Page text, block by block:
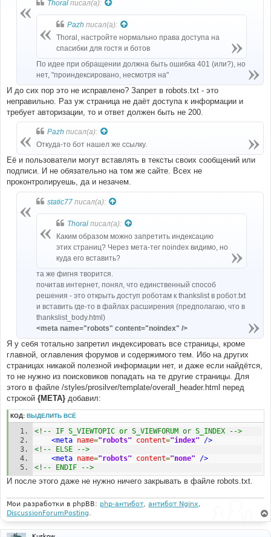
Thoral писал(а):
Pazh писал(а):
Thoral, настройте нормально права доступа на
спасибки для гостя и ботов
По идее при обращении должна быть ошибка 401 (или?), но
нет, "проиндексировано, несмотря на"
И до сих пор это не исправлено? Запрет в robots.txt - это
неправильно. Раз уж страница не даёт доступа к информации и
требует авторизации, то и ответ должен быть не 200.
Pazh писал(а):
Откуда-то бот нашел же ссылку.
Её и пользователи могут вставлять в тексты своих сообщений или
подписи. И не обязательно на том же сайте. Всех не
проконтролируешь, да и незачем.
static77 писал(а):
Thoral писал(а):
Каким образом можно запретить индексацию
этих страниц? Через мета-тег noindex видимо, но
куда его вставить?
та же фигня творится.
почитав интернет, понял, что единственный способ
решения - это открыть доступ роботам к thankslist в робот.txt
и вставить где-то в файлах расширения (предполагаю, что в
thankslist_body.html)
<meta name="robots" content="noindex" />
Я у себя тотально запретил индексировать все страницы, кроме
главной, оглавления форумов и содержимого тем. Ибо на других
страницах никакой полезной информации нет, и даже если найдётся,
то не нужно из поисковиков попадать на те другие страницы. Для
этого в файле /styles/prosilver/template/overall_header.html перед
строкой {META} добавил:
КОД: ВЫДЕЛИТЬ ВСЁ
<!-- IF S_VIEWTOPIC or S_VIEWFORUM or S_INDEX -->
<meta name="robots" content="index"
/>
<!-- ELSE -->
<meta name="robots" content="none"
/>
<!-- ENDIF -->
И после этого даже не нужно ничего закрывать в файле robots.txt.
Мои разработки в phpBB: php-антибот, антибот Nginx,
DiscussionForumPosting.